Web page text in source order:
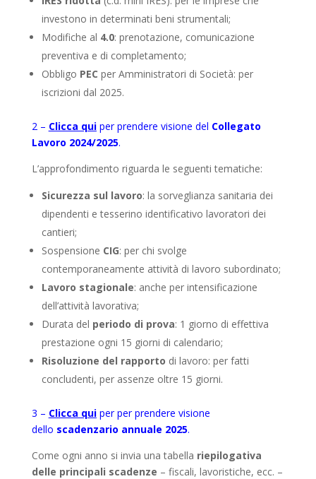
investono in determinati beni strumentali;
Modifiche al 4.0: prenotazione, comunicazione
preventiva e di completamento;
Obbligo PEC per Amministratori di Società: per
iscrizioni dal 2025.
2 – Clicca quiper prendere visione del Collegato
Lavoro 2024/2025.
L’approfondimento riguarda le seguenti tematiche:
Sicurezza sul lavoro: la sorveglianza sanitaria dei
dipendenti e tesserino identificativo lavoratori dei
cantieri;
Sospensione CIG: per chi svolge
contemporaneamente attività di lavoro subordinato;
Lavoro stagionale: anche per intensificazione
dell’attività lavorativa;
Durata del periodo di prova: 1 giorno di effettiva
prestazione ogni 15 giorni di calendario;
Risoluzione del rapporto di lavoro: per fatti
concludenti, per assenze oltre 15 giorni.
3 – Clicca quiper per prendere visione
dello scadenzario annuale 2025.
Come ogni anno si invia una tabella riepilogativa
delle principali scadenze – fiscali, lavoristiche, ecc. –